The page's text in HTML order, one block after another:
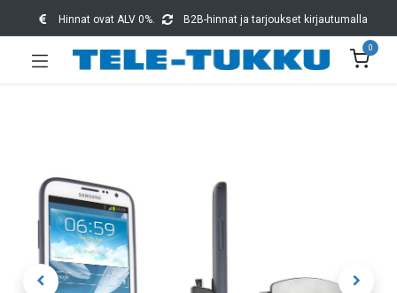
Hinnat ovat ALV 0%. B2B-hinnat ja tarjoukset kirjautumalla
0